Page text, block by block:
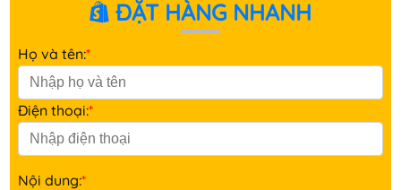
ĐẶT HÀNG NHANH
Họ và tên:*
Điện thoại:*
Nội dung:*